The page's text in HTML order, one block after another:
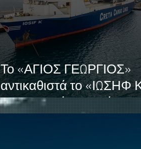
Το «ΑΓΙΟΣ ΓΕΩΡΓΙΟΣ»
αντικαθιστά το «ΙΩΣΗΦ
στη γραμμή Πειραιάς –